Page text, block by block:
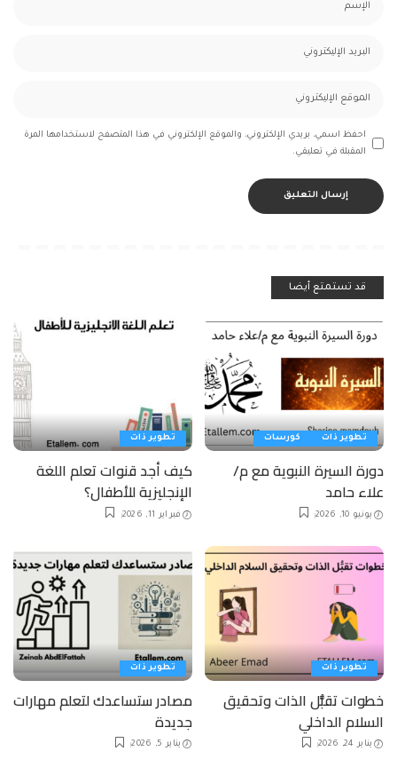
احفظ اسمي، بريدي الإلكتروني، والموقع الإلكتروني في هذا المتصفح لاستخدامها المرة
المقبلة في تعليقي.
قد تستمتع أيضا
تطوير ذات كورسات
دورة السيرة النبوية مع م/
علاء حامد
يونيو 10, 2026
تطوير ذات
كيف أجد قنوات تعلم اللغة
الإنجليزية للأطفال؟
فبراير 11, 2026
تطوير ذات
خطوات تقبُّل الذات وتحقيق
السلام الداخلي
يناير 24, 2026
تطوير ذات
مصادر ستساعدك لتعلم مهارات
جديدة
يناير 5, 2026